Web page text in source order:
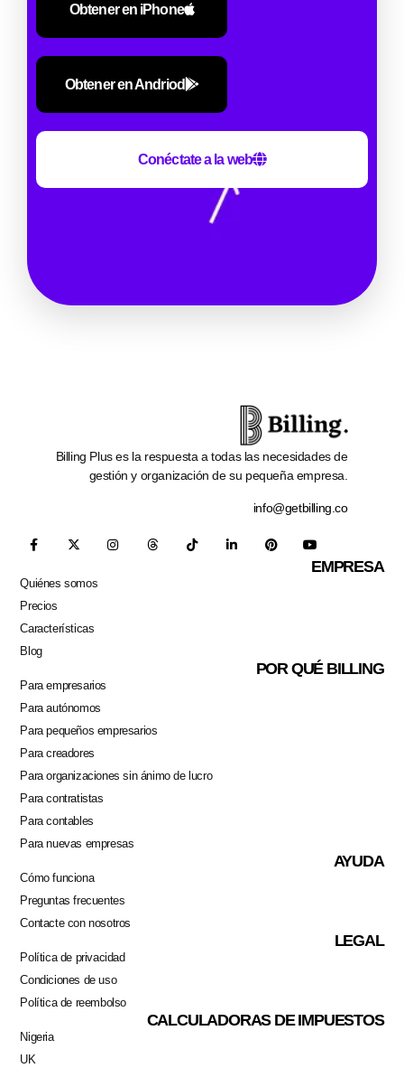
Obtener en iPhone
Obtener en Andriod
Conéctate a la web
Billing Plus es la respuesta a todas las necesidades de
gestión y organización de su pequeña empresa.
info@getbilling.co
EMPRESA
Quiénes somos
Precios
Características
Blog
POR QUÉ BILLING
Para empresarios
Para autónomos
Para pequeños empresarios
Para creadores
Para organizaciones sin ánimo de lucro
Para contratistas
Para contables
Para nuevas empresas
AYUDA
Cómo funciona
Preguntas frecuentes
Contacte con nosotros
LEGAL
Política de privacidad
Condiciones de uso
Política de reembolso
CALCULADORAS DE IMPUESTOS
Nigeria
UK